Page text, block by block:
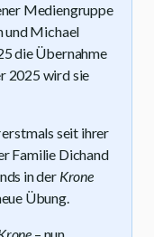
Mediengruppe
und Michael
die Übernahme
2025 wird sie
erstmals seit ihrer
Familie Dichand
in der Krone
Übung.